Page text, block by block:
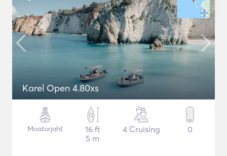
Karel Open 4.80xs
Mootorjaht
16 ft
5 m
4 Cruising 0